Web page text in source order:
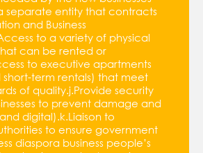
separate entity that contracts
and Business
to a variety of physical
can be rented or
to executive apartments
term rentals) that meet
of quality.j.Provide security
to prevent damage and
digital).k.Liaison to
to ensure government
diaspora business people’s